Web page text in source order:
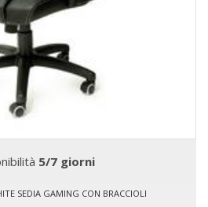
5/7 giorni
SEDIA GAMING CON BRACCIOLI